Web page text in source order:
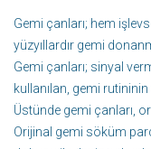
Gemi çanları; hem
yüzyıllardır gemi
Gemi çanları; sinyal
kullanılan, gemi rutininin
Üstünde gemi çanları,
Orijinal gemi söküm